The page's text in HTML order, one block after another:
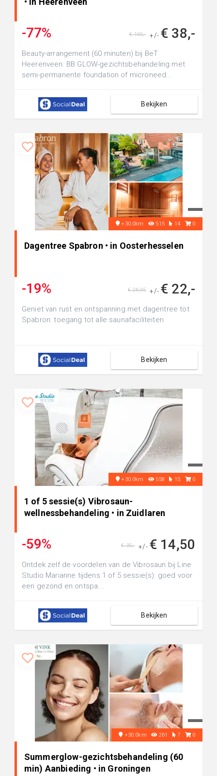
-77% +/- € 38,-
€ 165,-
Beauty-arrangement (60 minuten) bij BeT
Heerenveen: BB GLOW-gezichtsbehandeling met
semi-permanente foundation of microneed...
Bekijken
+30.0km 515 14 0
Dagentree Spabron • in Oosterhesselen
-19% +/- € 22,-
€ 26,95
Geniet van rust en ontspanning met dagentree tot
Spabron: toegang tot alle saunafaciliteiten
Bekijken
+30.0km 558 15 0
1 of 5 sessie(s) Vibrosaun-
wellnessbehandeling • in Zuidlaren
-59% +/- € 14,50
€ 35,-
Ontdek zelf de voordelen van de Vibrosaun bij Line
Studio Marianne tijdens 1 of 5 sessie(s): goed voor
een gezond en ontspa...
Bekijken
+30.0km 261 7 0
Summerglow-gezichtsbehandeling (60
min) Aanbieding • in Groningen